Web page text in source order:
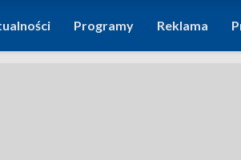
Programy Reklama